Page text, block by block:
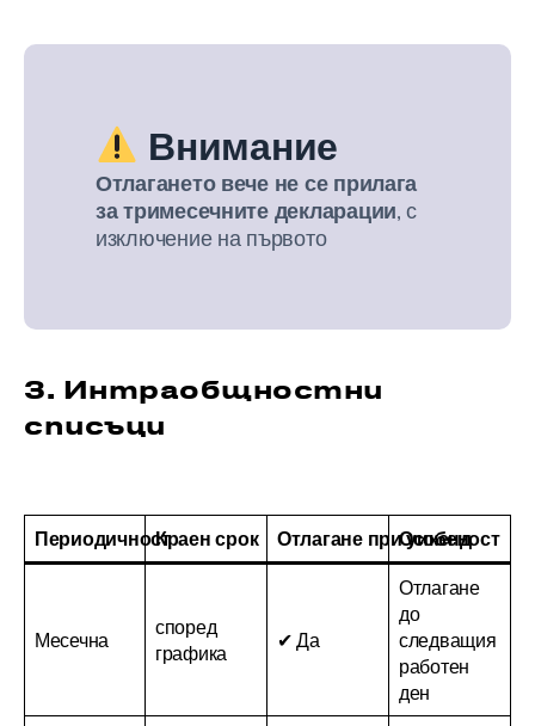
Внимание
Отлагането вече не се прилага
за тримесечните декларации, с
изключение на първото
3. Интраобщностни
списъци
ПериодичностКраен срок Отлагане при уикенд
Особеност
Месечна
според
графика
✔ Да
Отлагане
до
следващия
работен
ден